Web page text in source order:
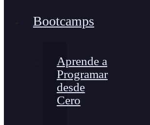
Bootcamps
Aprende a
Programar
desde
Cero